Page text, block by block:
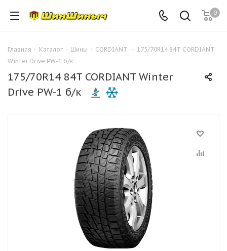
0
Главная - Каталог - Шины - CORDIANT - 175/70R14 84T CORDIANT
Winter Drive PW-1 б/к
175/70R14 84T CORDIANT Winter
Drive PW-1 б/к